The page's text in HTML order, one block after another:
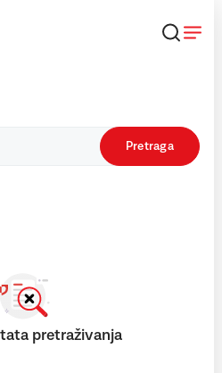
Pretraga
pretraživanja